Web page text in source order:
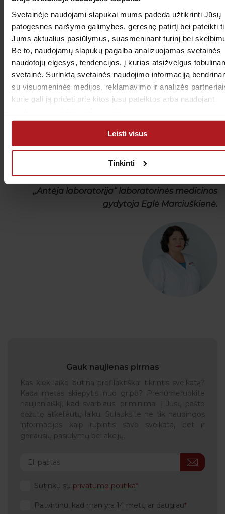
Svetainėje naudojami slapukai mums padeda užtikrinti Jūsų
patogesnes naršymo galimybes, geresnę patirtį bei pateikti
Jums aktualius pasiūlymus, suasmeninant turinį bei
Be to, naudojamų slapukų pagalba analizuojamas svetainės
naudotojų elgesys, tendencijos, į kurias atsižvelgus
svetainė. Surinktą svetainės naudojimo informaciją
su visuomeninės medijos, reklamavimo ir analizės
kurie gali ją pridėti prie kitos jūsų pateiktos arba naudojant
Leisti visus
Tinkinti
Kasdien vartokite pakankamą vandens kiekį.
Patiekalus gardinkite aliejumi – tai puikus
polinesočiųjų riebalų rūgščių šaltinis,
mažinantis trombų riziką.
Sumažinkite riebaus, sūdyto, rūkyto ar kepto
maisto vartojimą.
Medicinos diagnostikos ir laboratorinių tyrimų
asociacijos valdybos pirmininkė,
„Antėja laboratorija“ laboratorinės medicinos
gydytoja Eglė Marciuškienė.
Gauk naujienas pirmas
Kas kiek laiko būtina profilaktiškai tikrintis sveikatą?
Kada metas skiepytis nuo gripo? Prenumeruokite
naujienlaiškį, kad svarbiausi priminimai į Jūsų pašto
dėžutę atkeliautų laiku. Sulauksite ne tik naudingos
informacijos kaip rūpintis savo sveikata, bet ir
geriausių pasiūlymų bei akcijų.
Sutinku su privatumo politika
Patvirtinu, kad man yra 14 metų ar daugiau